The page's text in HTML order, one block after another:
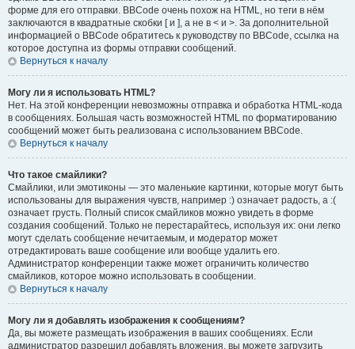
форме для его отправки. BBCode очень похож на HTML, но теги в нём
заключаются в квадратные скобки [ и ], а не в < и >. За дополнительной
информацией о BBCode обратитесь к руководству по BBCode, ссылка на
которое доступна из формы отправки сообщений.
Вернуться к началу
Могу ли я использовать HTML?
Нет. На этой конференции невозможны отправка и обработка HTML-кода
в сообщениях. Большая часть возможностей HTML по форматированию
сообщений может быть реализована с использованием BBCode.
Вернуться к началу
Что такое смайлики?
Смайлики, или эмотиконы — это маленькие картинки, которые могут быть
использованы для выражения чувств, например :) означает радость, а :(
означает грусть. Полный список смайликов можно увидеть в форме
создания сообщений. Только не перестарайтесь, используя их: они легко
могут сделать сообщение нечитаемым, и модератор может
отредактировать ваше сообщение или вообще удалить его.
Администратор конференции также может ограничить количество
смайликов, которое можно использовать в сообщении.
Вернуться к началу
Могу ли я добавлять изображения к сообщениям?
Да, вы можете размещать изображения в ваших сообщениях. Если
администратор разрешил добавлять вложения, вы можете загрузить